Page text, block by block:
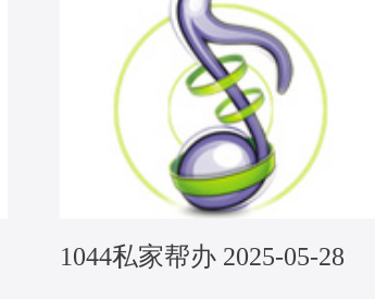
1044私家帮办 2025-05-28